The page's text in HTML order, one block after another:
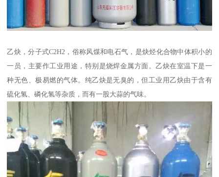
乙炔，分子式C2H2，俗称风煤和电石气，是炔烃化合物中体积小的
一员，主要作工业用途，特别是烧焊金属方面。乙炔在室温下是一
种无色、极易燃的气体。纯乙炔是无臭的，但工业用乙炔由于含有
硫化氢、磷化氢等杂质，而有一股大蒜的气味。